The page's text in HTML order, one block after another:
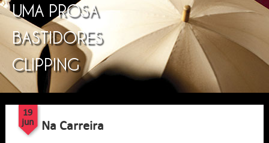
UMA PROSA
BASTIDORES
CLIPPING
19
jun
Na Carreira